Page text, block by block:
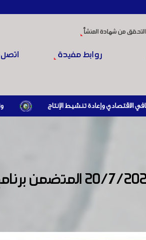
التحقق من شهادة المنشأ
روابط مفيدة اتصل
وزارة المالية تصدر القرار رقم 421 تاريخ 24/3/2026 المتضمن الزام المستوردين بإبراز
بكتاب هيئة دعم وتنمية الإنتاج المحلي والصادرات رقم 668